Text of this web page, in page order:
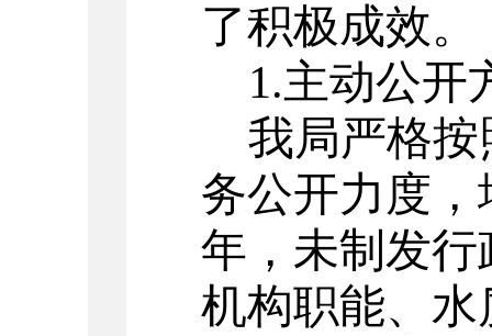
了积极成效。
1.主动公开
我局严格
务公开力度
年，未制发
机构职能、